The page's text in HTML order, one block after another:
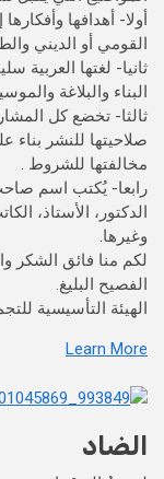
أولا- أهدافها
القومي أو الديني
ثانيا- لغتها العربية
البناء والبلاغة
ثالثا- تخضع كل
صلاحيتها للنشر
مخالفتها للشروط .
رابعا- يُكتب اسم
الدكتور، الأستاذ،
وغيرها.
لكم منا فائق الشكر
الفصيح البليغ.
الهيئة التأسيسية
Learn More
الضاد